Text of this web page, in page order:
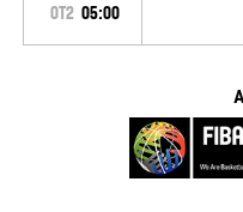
OT2 05:00